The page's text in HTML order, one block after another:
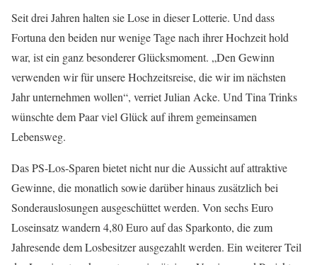
Seit drei Jahren halten sie Lose in dieser Lotterie. Und dass
Fortuna den beiden nur wenige Tage nach ihrer Hochzeit hold
war, ist ein ganz besonderer Glücksmoment. „Den Gewinn
verwenden wir für unsere Hochzeitsreise, die wir im nächsten
Jahr unternehmen wollen“, verriet Julian Acke. Und Tina Trinks
wünschte dem Paar viel Glück auf ihrem gemeinsamen
Lebensweg.
Das PS-Los-Sparen bietet nicht nur die Aussicht auf attraktive
Gewinne, die monatlich sowie darüber hinaus zusätzlich bei
Sonderauslosungen ausgeschüttet werden. Von sechs Euro
Loseinsatz wandern 4,80 Euro auf das Sparkonto, die zum
Jahresende dem Losbesitzer ausgezahlt werden. Ein weiterer Teil